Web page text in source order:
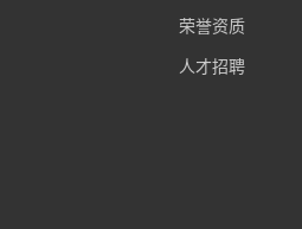
荣誉资质
人才招聘